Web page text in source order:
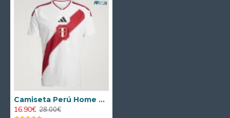
Camiseta Perú Home 2026
16.90€ 28.00€